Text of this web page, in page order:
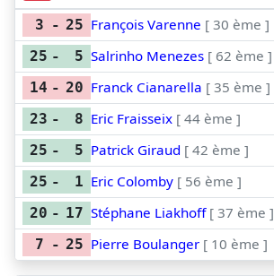
3 - 25 François Varenne [ 30 ème ]
25 - 5 Salrinho Menezes [ 62 ème ]
14 - 20 Franck Cianarella [ 35 ème ]
23 - 8 Eric Fraisseix [ 44 ème ]
25 - 5 Patrick Giraud [ 42 ème ]
25 - 1 Eric Colomby [ 56 ème ]
20 - 17 Stéphane Liakhoff [ 37 ème ]
7 - 25 Pierre Boulanger [ 10 ème ]